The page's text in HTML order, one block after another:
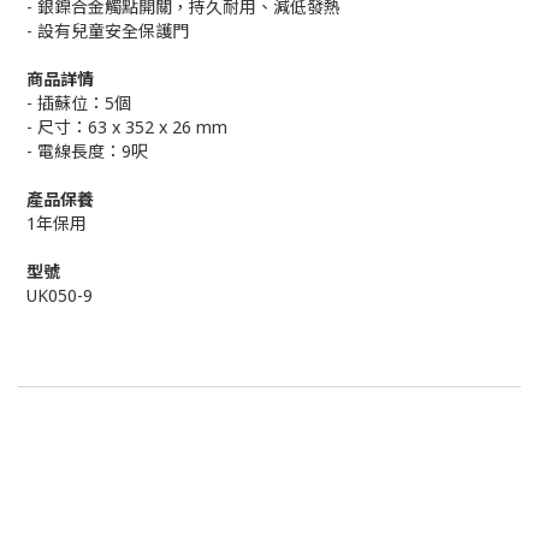
- 銀鎳合金觸點開關，持久耐用、減低發熱
- 設有兒童安全保護門
商品詳情
- 插蘇位：5個
- 尺寸：63 x 352 x 26 mm
- 電線長度：9呎
產品保養
1年保用
型號
UK050-9